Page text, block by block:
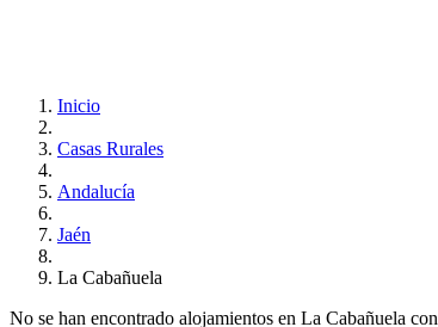
Inicio
Casas Rurales
Andalucía
Jaén
La Cabañuela
No se han encontrado alojamientos en La Cabañuela